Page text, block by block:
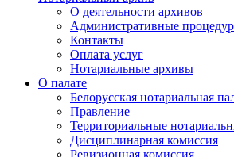
О деятельности архивов
Административные
Контакты
Оплата услуг
Нотариальные архивы
О палате
Белорусская нотариальная
Правление
Территориальные
Дисциплинарная комиссия